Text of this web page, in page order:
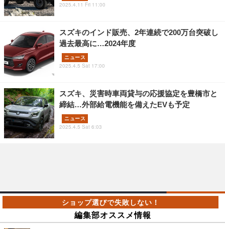
2025.4.11 Fri 11:00
スズキのインド販売、2年連続で200万台突破し
過去最高に…2024年度
ニュース
2025.4.5 Sat 17:00
スズキ、災害時車両貸与の応援協定を豊橋市と
締結…外部給電機能を備えたEVも予定
ニュース
2025.4.5 Sat 6:03
編集部オススメ情報